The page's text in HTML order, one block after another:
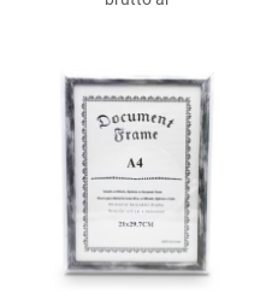
Hozzáadás a kívánságlistához
Összehasonlítás
Gyors nézet